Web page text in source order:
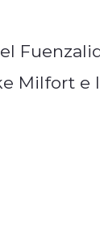
Milfort e